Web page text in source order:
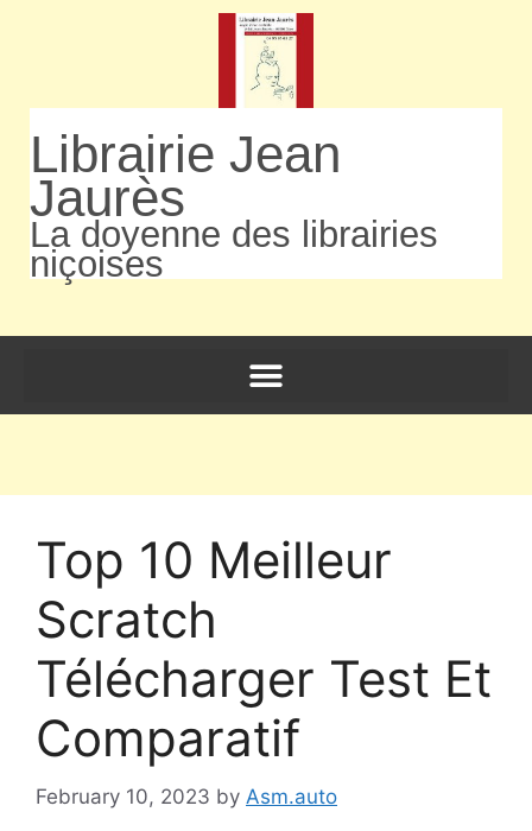
Librairie Jean
Jaurès
La doyenne des librairies
niçoises
Top 10 Meilleur
Scratch
Télécharger Test Et
Comparatif
February 10, 2023 by Asm.auto